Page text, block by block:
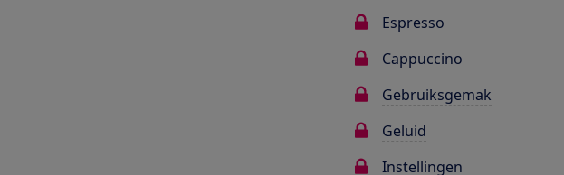
Espresso
Cappuccino
Gebruiksgemak
Geluid
Instellingen